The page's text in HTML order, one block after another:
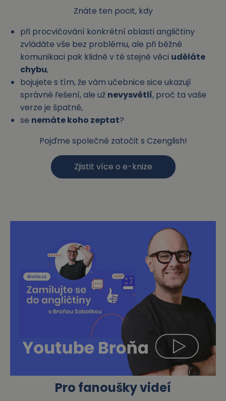
Znáte ten pocit, kdy
při procvičování konkrétní oblasti angličtiny
zvládáte vše bez problému, ale při běžné
komunikaci pak klidně v té stejné věci uděláte
chybu,
bojujete s tím, že vám učebnice sice ukazují
správné řešení, ale už nevysvětlí, proč ta vaše
verze je špatně,
se nemáte koho zeptat?
Pojďme společně zatočit s Czenglish!
Zjistit více o e-knize
Pro fanoušky videí